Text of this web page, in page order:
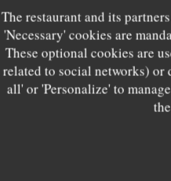
The restaurant and its
'Necessary' cookies are
These optional cookies are
related to social networks)
all' or 'Personalize' to
toujours au top
- 12:30 - Guests 4
en vooral lekker